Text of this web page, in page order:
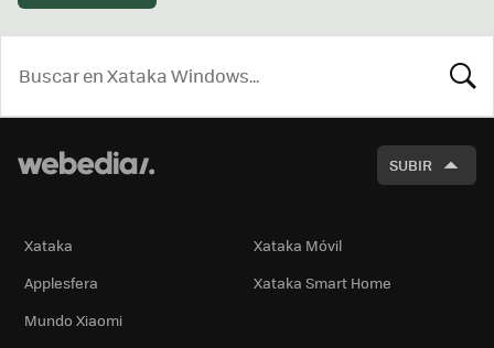
SUBIR
Xataka
Xataka Móvil
Applesfera
Xataka Smart Home
Mundo Xiaomi